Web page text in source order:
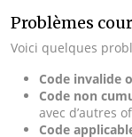
Problèmes
Voici quelques
Code invalide
Code non
avec d’autres
Code